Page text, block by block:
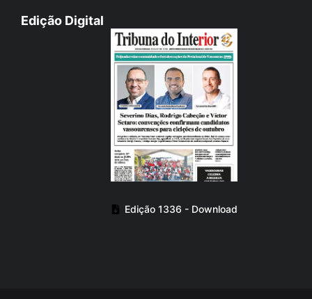
Edição Digital
Edição 1336 - Download